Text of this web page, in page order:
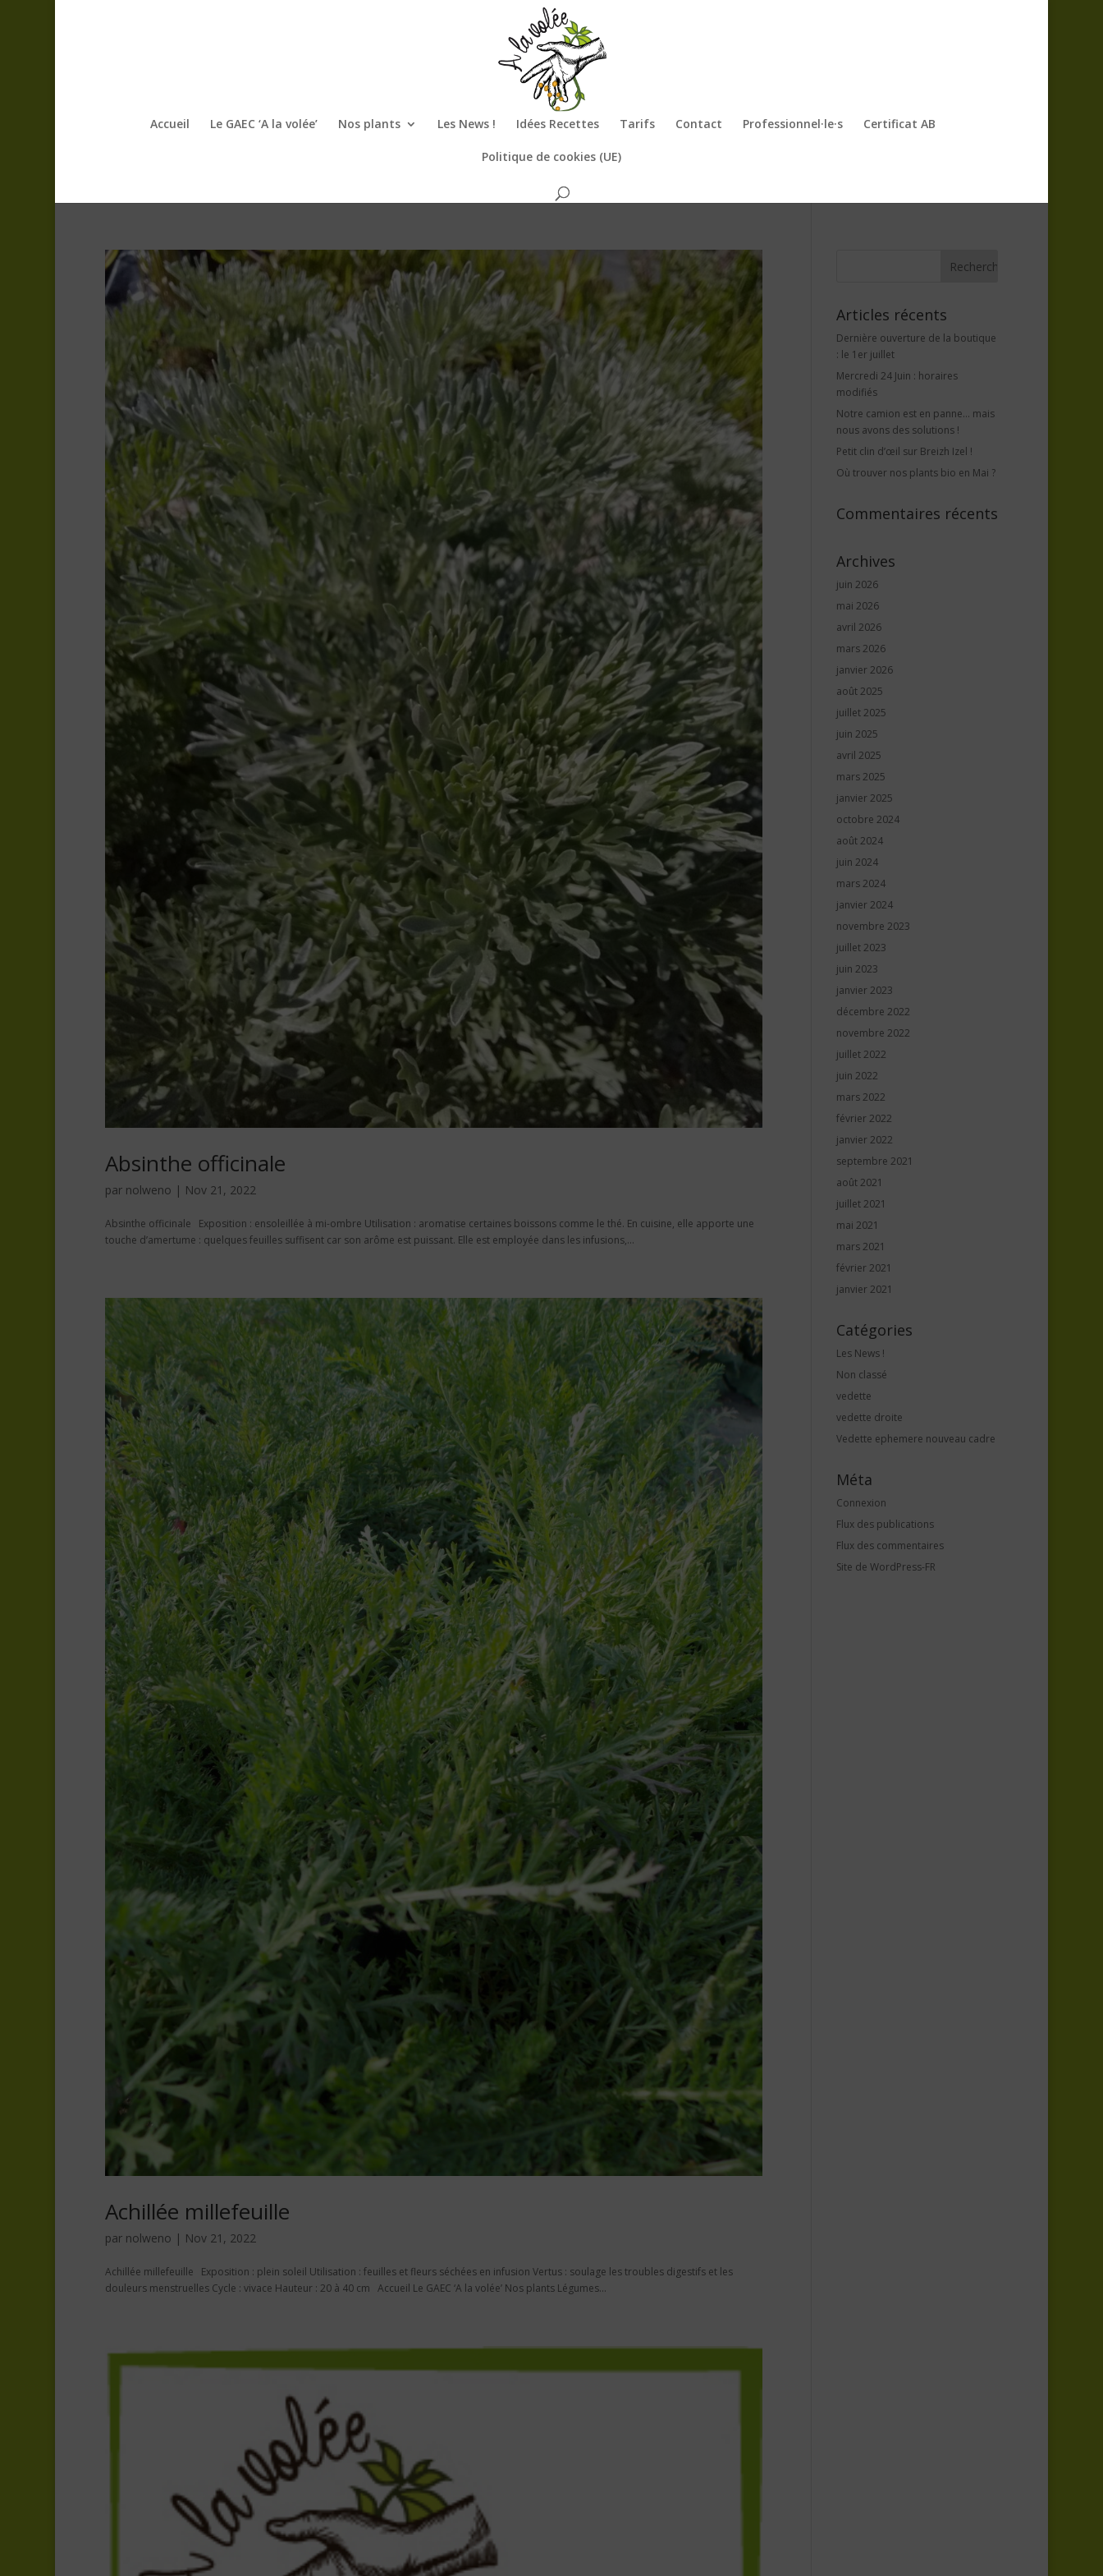
Accueil Le GAEC ‘A la volée’ Nos plants Les News ! Idées Recettes Tarifs Contact Professionnel·le·s Certificat AB
Politique de cookies (UE)
Absinthe officinale
par nolweno | Nov 21, 2022
Absinthe officinale Exposition : ensoleillée à mi-ombre Utilisation : aromatise certaines boissons comme le thé. En cuisine, elle apporte une
touche d’amertume : quelques feuilles suffisent car son arôme est puissant. Elle est employée dans les infusions,...
Achillée millefeuille
par nolweno | Nov 21, 2022
Achillée millefeuille Exposition : plein soleil Utilisation : feuilles et fleurs séchées en infusion Vertus : soulage les troubles digestifs et les
douleurs menstruelles Cycle : vivace Hauteur : 20 à 40 cm Accueil Le GAEC ‘A la volée’ Nos plants Légumes...
Articles récents
Dernière ouverture de la boutique
: le 1er juillet
Mercredi 24 Juin : horaires
modifiés
Notre camion est en panne… mais
nous avons des solutions !
Petit clin d’œil sur Breizh Izel !
Où trouver nos plants bio en Mai ?
Commentaires récents
Archives
juin 2026
mai 2026
avril 2026
mars 2026
janvier 2026
août 2025
juillet 2025
juin 2025
avril 2025
mars 2025
janvier 2025
octobre 2024
août 2024
juin 2024
mars 2024
janvier 2024
novembre 2023
juillet 2023
juin 2023
janvier 2023
décembre 2022
novembre 2022
juillet 2022
juin 2022
mars 2022
février 2022
janvier 2022
septembre 2021
août 2021
juillet 2021
mai 2021
mars 2021
février 2021
janvier 2021
Catégories
Les News !
Non classé
vedette
vedette droite
Vedette ephemere nouveau cadre
Méta
Connexion
Flux des publications
Flux des commentaires
Site de WordPress-FR